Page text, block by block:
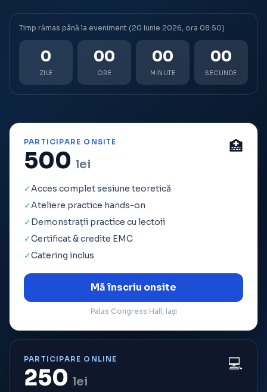
Timp rămas până la eveniment (20 Iunie 2026, ora 08:50)
0
ZILE
00
ORE
00
MINUTE
00
SECUNDE
PARTICIPARE ONSITE
500 lei
🏥
✓Acces complet sesiune teoretică
✓Ateliere practice hands-on
✓Demonstrații practice cu lectoii
✓Certificat & credite EMC
✓Catering inclus
Mă înscriu onsite
Palas Congress Hall, Iași
PARTICIPARE ONLINE
250 lei
💻